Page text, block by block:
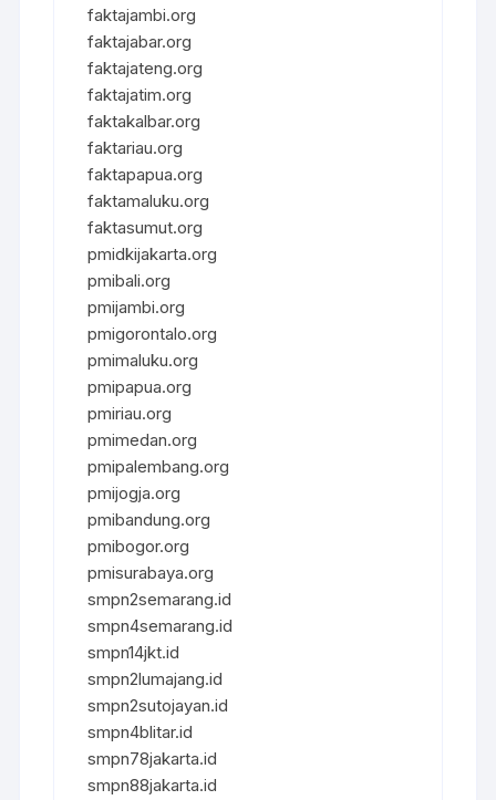
faktajambi.org
faktajabar.org
faktajateng.org
faktajatim.org
faktakalbar.org
faktariau.org
faktapapua.org
faktamaluku.org
faktasumut.org
pmidkijakarta.org
pmibali.org
pmijambi.org
pmigorontalo.org
pmimaluku.org
pmipapua.org
pmiriau.org
pmimedan.org
pmipalembang.org
pmijogja.org
pmibandung.org
pmibogor.org
pmisurabaya.org
smpn2semarang.id
smpn4semarang.id
smpn14jkt.id
smpn2lumajang.id
smpn2sutojayan.id
smpn4blitar.id
smpn78jakarta.id
smpn88jakarta.id